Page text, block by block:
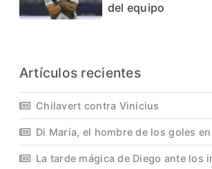
del equipo
Artículos recientes
Chilavert contra Vinicius
Di María, el hombre de los goles
La tarde mágica de Diego ante los